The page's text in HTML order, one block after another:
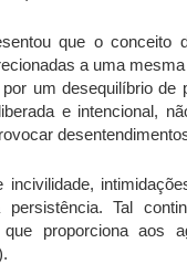
que o conceito
a uma
um desequilíbrio
e intencional,
persistência. Tal
proporciona aos